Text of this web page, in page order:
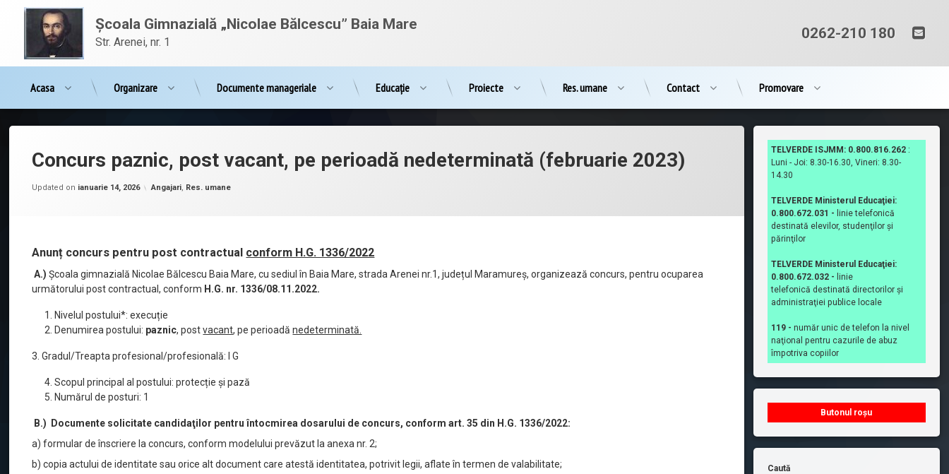
conținut
Școala Gimnazială „Nicolae Bălcescu” Baia Mare
Str. Arenei, nr. 1
Tel:
0262-210 180
Acasa Organizare Documente manageriale Educație Proiecte Res. umane Contact Promovare
Concurs paznic, post vacant, pe perioadă nedeterminată (februarie 2023)
Updated on ianuarie 14, 2026 Categorii:
Angajari, Res. umane
Anunț concurs pentru post contractual conform H.G. 1336/2022
A.) Școala gimnazială Nicolae Bălcescu Baia Mare, cu sediul în Baia Mare, strada Arenei nr.1, județul Maramureș, organizează concurs, pentru ocuparea
următorului post contractual, conform H.G. nr. 1336/08.11.2022.
Nivelul postului*: execuție
Denumirea postului: paznic, postvacant, pe perioadănedeterminată.
3. Gradul/Treapta profesional/profesională: I G
Scopul principal al postului: protecție și pază
Numărul de posturi: 1
B.) Documente solicitate candidaţilor pentru întocmirea dosarului de concurs, conform art. 35 din H.G. 1336/2022:
a) formular de înscriere la concurs, conform modelului prevăzut la anexa nr. 2;
b) copia actului de identitate sau orice alt document care atestă identitatea, potrivit legii, aflate în termen de valabilitate;
TELVERDE ISJMM: 0.800.816.262 :
Luni - Joi: 8.30-16.30, Vineri: 8.30-
14.30
TELVERDE Ministerul Educaţiei:
0.800.672.031 - linie telefonică
destinată elevilor, studenţilor şi
părinţilor
TELVERDE Ministerul Educaţiei:
0.800.672.032 - linie
telefonică destinată directorilor şi
administraţiei publice locale
119 -număr unic de telefon la nivel
naţional pentru cazurile de abuz
împotriva copiilor
Butonul roșu
Caută